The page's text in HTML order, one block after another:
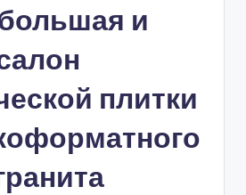
и
плитки